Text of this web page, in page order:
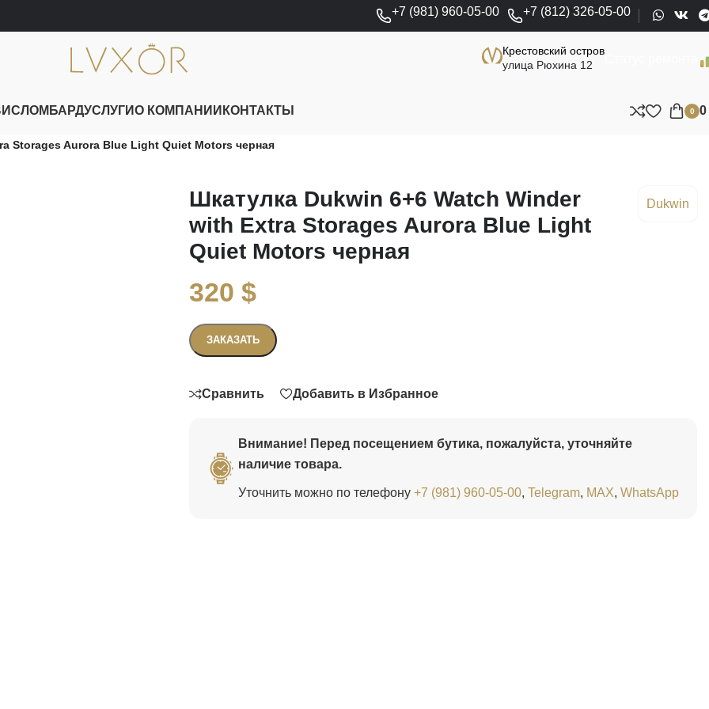
+7 (981) 960-05-00 +7 (812) 326-05-00
Крестовский остров
улица Рюхина 12
ЛОМБАРДУСЛУГИО КОМПАНИИ КОНТАКТЫ 0 0
Storages Aurora Blue Light Quiet Motors черная
Шкатулка Dukwin 6+6 Watch Winder
with Extra Storages Aurora Blue Light
Quiet Motors черная
Dukwin
320 $
ЗАКАЗАТЬ
Сравнить Добавить в Избранное
Внимание! Перед посещением бутика, пожалуйста, уточняйте
наличие товара.
Уточнить можно по телефону +7 (981) 960-05-00, Telegram, MAX, WhatsApp